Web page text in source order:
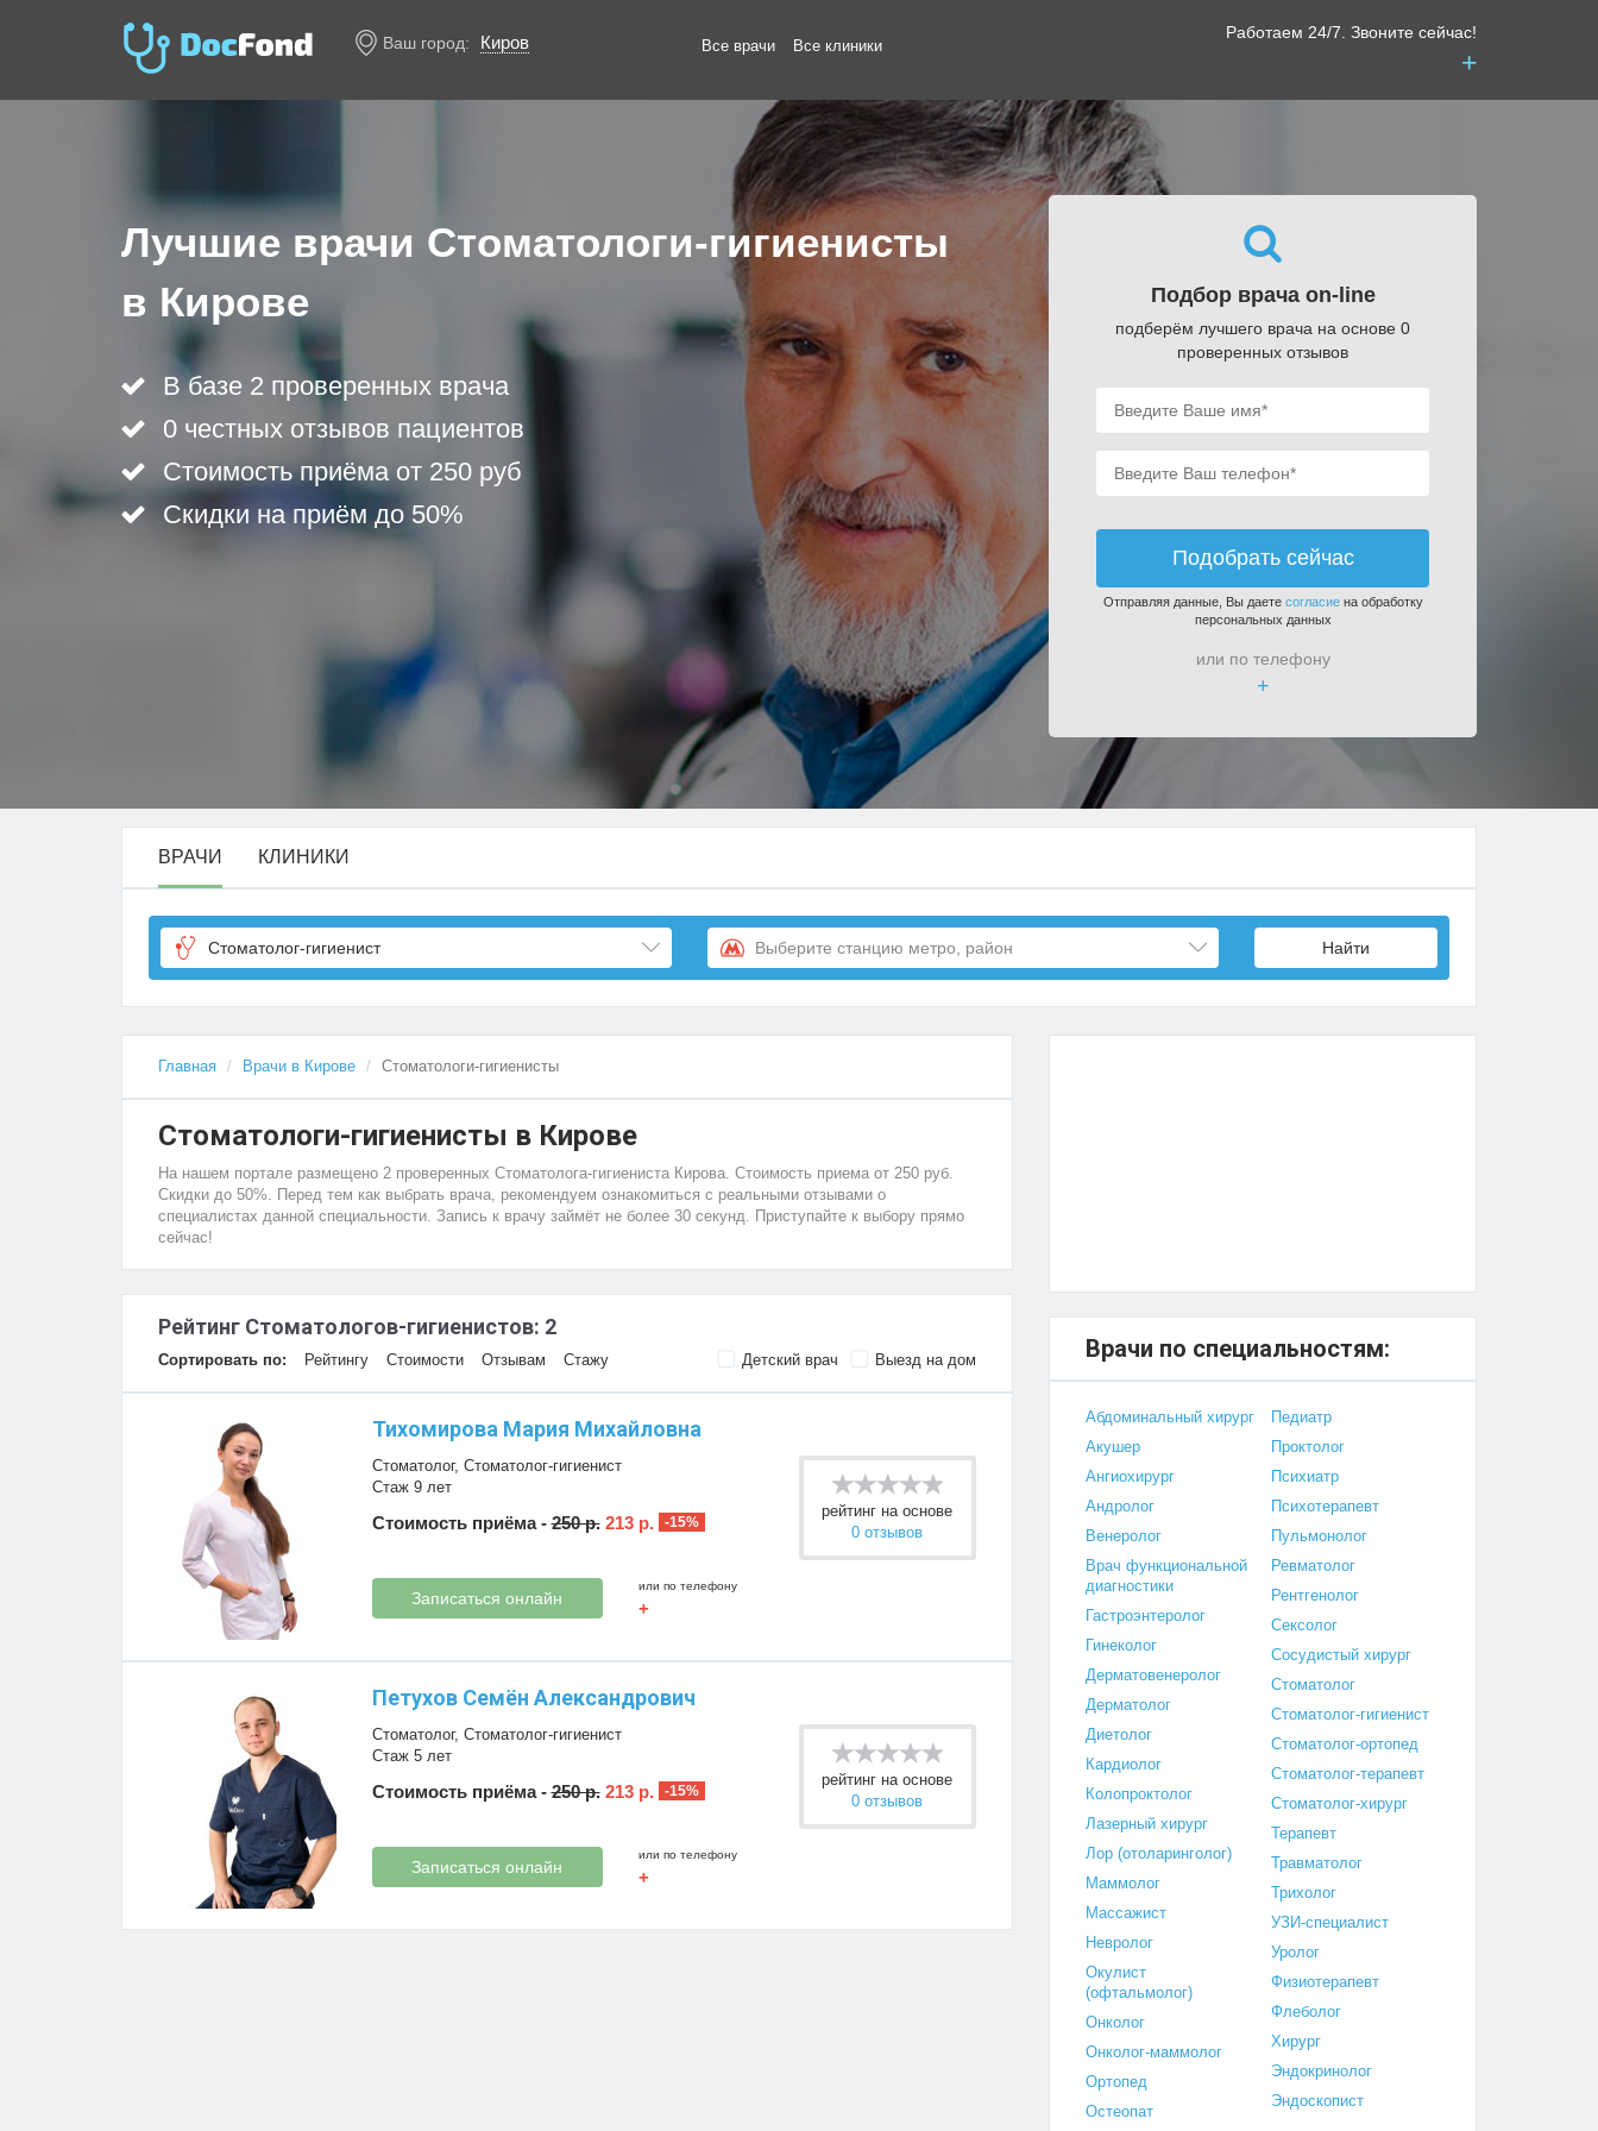
Ваш город: Киров Все врачи Все клиники
Работаем 24/7. Звоните сейчас!
+
Лучшие врачи Стоматологи-гигиенисты
в Кирове
В базе 2 проверенных врача
0 честных отзывов пациентов
Стоимость приёма от 250 руб
Скидки на приём до 50%
Подбор врача on-line
подберём лучшего врача на основе 0
проверенных отзывов
Подобрать сейчас
Отправляя данные, Вы даете согласиена обработку
персональных данных
или по телефону
+
ВРАЧИ КЛИНИКИ
Стоматолог-гигиенист Выберите станцию метро, район Найти
Главная Врачи в Кирове Стоматологи-гигиенисты
Стоматологи-гигиенисты в Кирове
На нашем портале размещено 2 проверенных Стоматолога-гигиениста Кирова. Стоимость приема от 250 руб.
Скидки до 50%. Перед тем как выбрать врача, рекомендуем ознакомиться с реальными отзывами о
специалистах данной специальности. Запись к врачу займёт не более 30 секунд. Приступайте к выбору прямо
сейчас!
Рейтинг Стоматологов-гигиенистов: 2
Сортировать по: Рейтингу Стоимости Отзывам Стажу Выезд на дом
Детский врач
Тихомирова Мария Михайловна
Стоматолог, Стоматолог-гигиенист
Стаж 9 лет
Стоимость приёма -250 р. 213 р. -15%
рейтинг на основе
0 отзывов
Записаться онлайн
или по телефону
+
Петухов Семён Александрович
Стоматолог, Стоматолог-гигиенист
Стаж 5 лет
Стоимость приёма -250 р. 213 р. -15%
рейтинг на основе
0 отзывов
Записаться онлайн
или по телефону
+
Врачи по специальностям:
Абдоминальный хирург
Акушер
Ангиохирург
Андролог
Венеролог
Врач функциональной
диагностики
Гастроэнтеролог
Гинеколог
Дерматовенеролог
Дерматолог
Диетолог
Кардиолог
Колопроктолог
Лазерный хирург
Лор (отоларинголог)
Маммолог
Массажист
Невролог
Окулист
(офтальмолог)
Онколог
Онколог-маммолог
Ортопед
Остеопат
Педиатр
Проктолог
Психиатр
Психотерапевт
Пульмонолог
Ревматолог
Рентгенолог
Сексолог
Сосудистый хирург
Стоматолог
Стоматолог-гигиенист
Стоматолог-ортопед
Стоматолог-терапевт
Стоматолог-хирург
Терапевт
Травматолог
Трихолог
УЗИ-специалист
Уролог
Физиотерапевт
Флеболог
Хирург
Эндокринолог
Эндоскопист